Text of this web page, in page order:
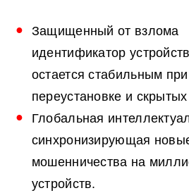
Защищенный от взлома
идентификатор
остается стабильным
переустановке и
Глобальная
синхронизирующая
мошенничества на
устройств.